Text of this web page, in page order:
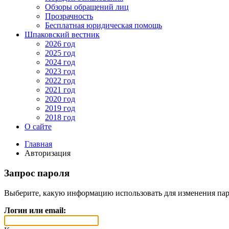
Обзоры обращений лиц
Прозрачность
Бесплатная юридическая помощь
Шпаковский вестник
2026 год
2025 год
2024 год
2023 год
2022 год
2021 год
2020 год
2019 год
2018 год
О сайте
Главная
Авторизация
Запрос пароля
Выберите, какую информацию использовать для изменения
Логин или email: